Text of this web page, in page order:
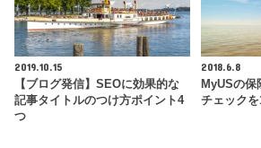
2019.10.15
【ブログ発信】SEOに効果的な
記事タイトルのつけ方ポイント4
つ
2018.6.8
MyUSの
チェック